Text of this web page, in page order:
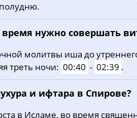
03:06 05:28
03:10 05:31
03:13 05:33
03:17 05:35
03:20 05:37
время нужно совершать
молитвы иша до
треть ночи: 00:40 - 02:39 .
и ифтара в Спирове?
в Исламе, во время